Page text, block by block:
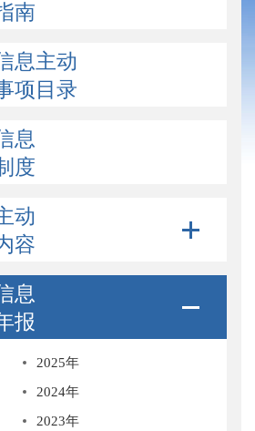
南
息主动
项目录
息
度
动
容
息
报
2025年
2024年
2023年